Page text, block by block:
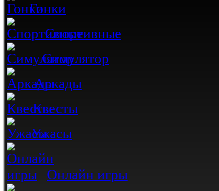
Гонки
Спортивные
Симулятор
Аркады
Квесты
Ужасы
Онлайн игры